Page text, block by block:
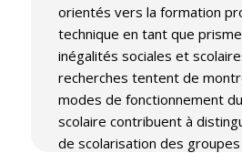
orientés vers la formation
technique en tant que
inégalités sociales et
recherches tentent de
modes de fonctionnement
scolaire contribuent à
de scolarisation des groupes